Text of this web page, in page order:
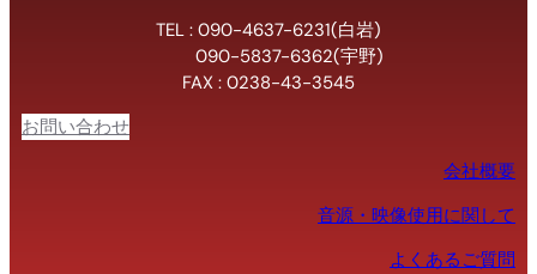
TEL : 090-4637-6231(白岩)
090-5837-6362(宇野)
FAX : 0238-43-3545
お問い合わせ
会社概要
音源・映像使用に関して
よくあるご質問